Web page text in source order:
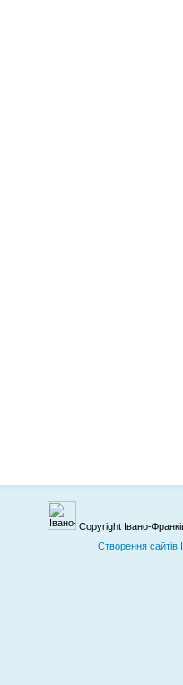
Copyright Івано-
Cтворення сайтів